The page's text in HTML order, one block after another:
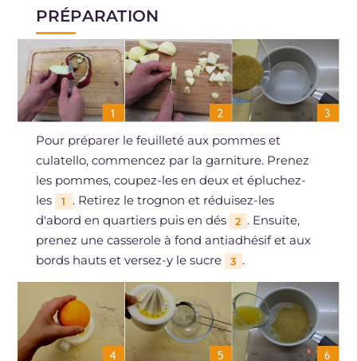
PRÉPARATION
Pour préparer le feuilleté aux pommes et
culatello, commencez par la garniture. Prenez
les pommes, coupez-les en deux et épluchez-
les
1
. Retirez le trognon et réduisez-les
d'abord en quartiers puis en dés
2 . Ensuite,
prenez une casserole à fond antiadhésif et aux
bords hauts et versez-y le sucre
3 .